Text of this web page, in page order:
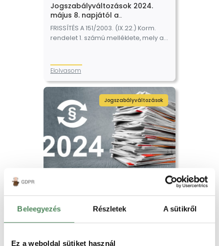
Beleegyezés Részletek A sütikről
Ez a weboldal sütiket használ
Jogszabályváltozások 2024.
május 8. napjától a
webshopoknál. FRISSÍTVE –
2024.05.09.
FRISSÍTÉS A 151/2003. (IX.22.) Korm.
rendelet 1. számú melléklete, mely a
2024. július 1. napjáig hatályban
órakor…
Elolvasom
Jogszabályváltozások
hatóság jár el a Posta
rendeletet megsértő
már írtunk “A fogyasztóvédelemmel
összefüggő kormányrendeletek
elnevezésű jogszabálytervezetről,